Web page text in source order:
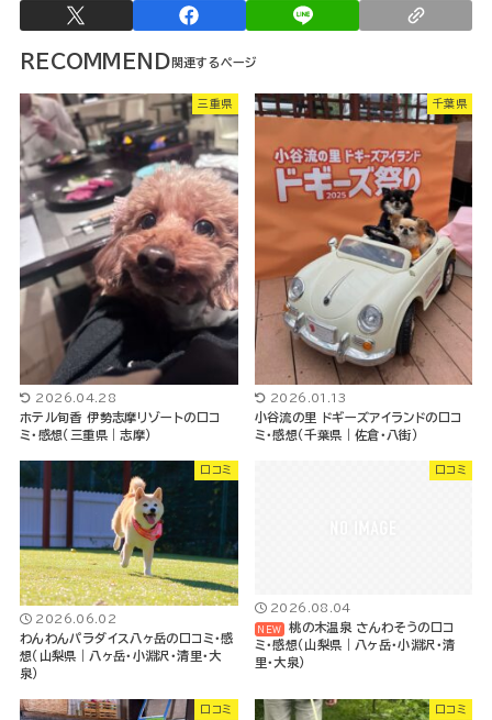
RECOMMEND
三重県
2026.04.28
ホテル旬香 伊勢志摩リゾートの口コ
ミ・感想（三重県｜志摩）
千葉県
2026.01.13
小谷流の里 ドギーズアイランドの口コ
ミ・感想（千葉県｜佐倉・八街）
口コミ
2026.06.02
わんわんパラダイス八ヶ岳の口コミ・感
想（山梨県｜八ヶ岳・小淵沢・清里・大
泉）
口コミ
2026.08.04
桃の木温泉 さんわそうの口コ
ミ・感想（山梨県｜八ヶ岳・小淵沢・清
里・大泉）
口コミ 口コミ